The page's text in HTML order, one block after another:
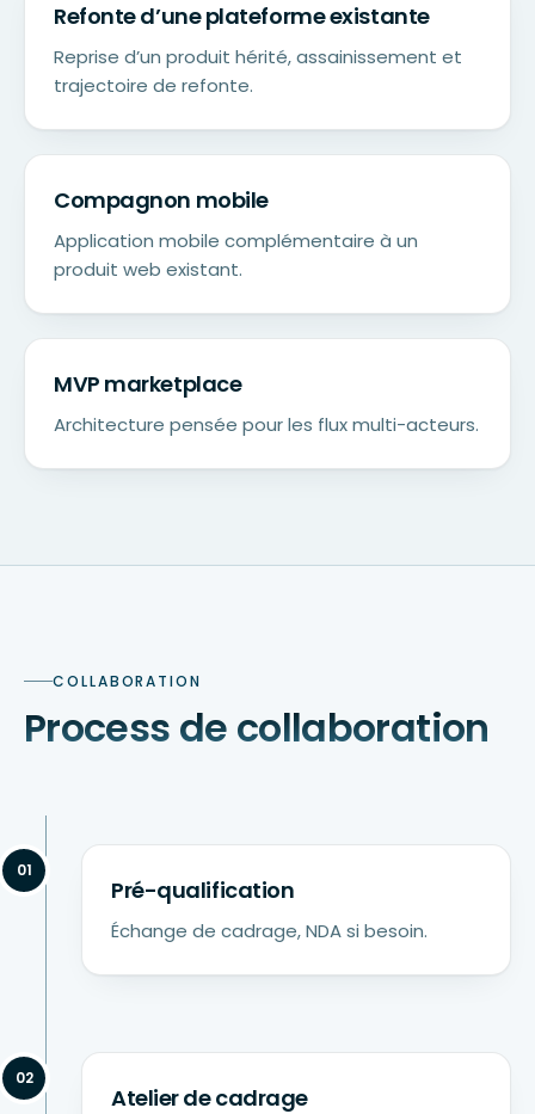
Refonte d’une plateforme existante
Reprise d’un produit hérité, assainissement et
trajectoire de refonte.
Compagnon mobile
Application mobile complémentaire à un
produit web existant.
MVP marketplace
Architecture pensée pour les flux multi-acteurs.
COLLABORATION
Process de collaboration
01
Pré-qualification
Échange de cadrage, NDA si besoin.
02
Atelier de cadrage